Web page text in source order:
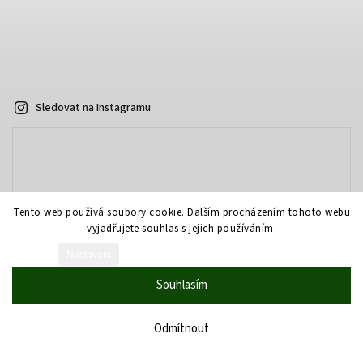
Tento web používá soubory cookie. Dalším procházením tohoto webu
vyjadřujete souhlas s jejich používáním.
Odmítnout
Souhlasím
Sledovat na Instagramu
Vytvořil Shoptet
Grafický návrh vytvořil a nakódoval